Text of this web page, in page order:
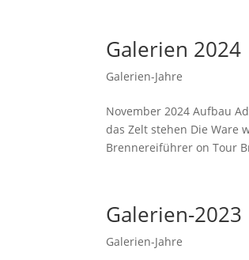
Galerien 2024
Galerien-Jahre
November 2024 Aufbau
das Zelt stehen Die Ware
Brennereiführer on Tour
Galerien-2023
Galerien-Jahre